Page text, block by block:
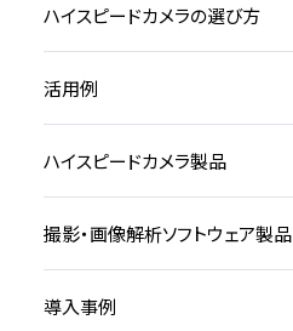
ハイスピードカメラの選び方
活用例
ハイスピードカメラ製品
撮影・画像解析ソフトウェア製品
導入事例